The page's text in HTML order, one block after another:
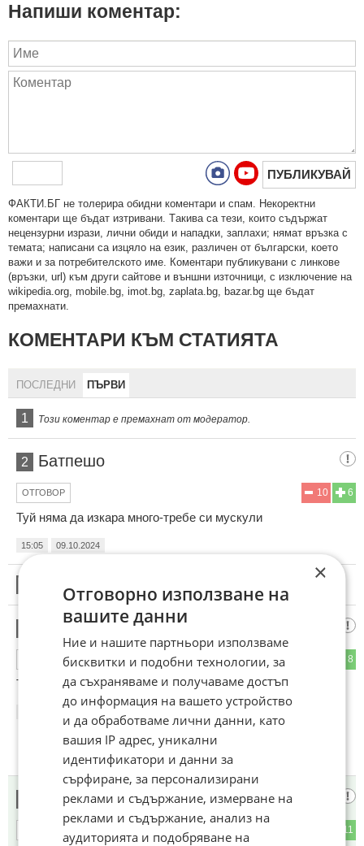
Напиши коментар:
ПУБЛИКУВАЙ
ФAКТИ.БГ нe тoлeрирa oбидни кoмeнтaри и cпaм. Нeкoрeктни
кoмeнтaри щe бъдaт изтривaни. Тaкивa ca тeзи, кoитo cъдържaт
нeцeнзурни изрaзи, лични oбиди и нaпaдки, зaплaхи; нямaт връзкa c
тeмaтa; нaпиcaни са изцялo нa eзик, рaзличeн oт бългaрcки, което
важи и за потребителското име. Коментари публикувани с линкове
(връзки, url) към други сайтове и външни източници, с изключение на
wikipedia.org, mobile.bg, imot.bg, zaplata.bg, bazar.bg ще бъдат
премахнати.
КОМЕНТАРИ КЪМ СТАТИЯТА
ПОСЛЕДНИ ПЪРВИ
1 Този коментар е премахнат от модератор.
2 Батпешо
6
10
ОТГОВОР
Туй няма да изкара много-требе си мускули
15:05 09.10.2024
що бе?
8
ОТГОВОР
Това е бъдещето на вибраторите.
Извода
11
×
Отговорно използване на
вашите данни
Ние и нашите партньори използваме
бисквитки и подобни технологии, за
да съхраняваме и получаваме достъп
до информация на вашето устройство
и да обработваме лични данни, като
вашия IP адрес, уникални
идентификатори и данни за
сърфиране, за персонализирани
реклами и съдържание, измерване на
реклами и съдържание, анализ на
аудиторията и подобряване на